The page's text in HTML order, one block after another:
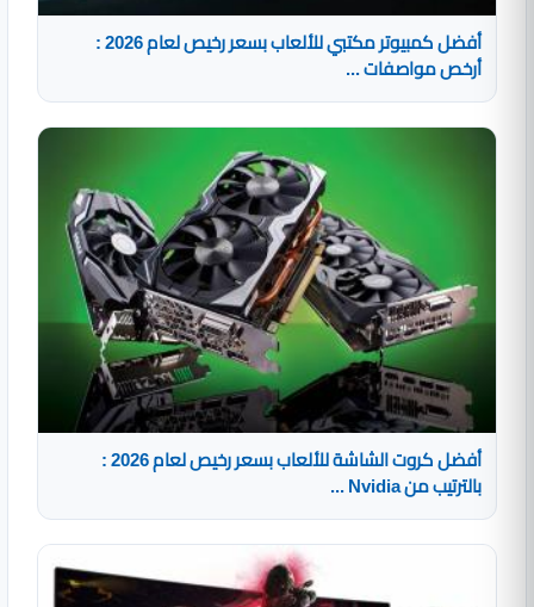
أفضل كمبيوتر مكتبي للألعاب بسعر رخيص لعام 2026 :
أرخص مواصفات ...
أفضل كروت الشاشة للألعاب بسعر رخيص لعام 2026 :
بالترتيب من Nvidia ...